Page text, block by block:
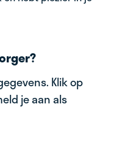
Klik op
je aan als